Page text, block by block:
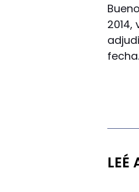
fecha.
LEÉ